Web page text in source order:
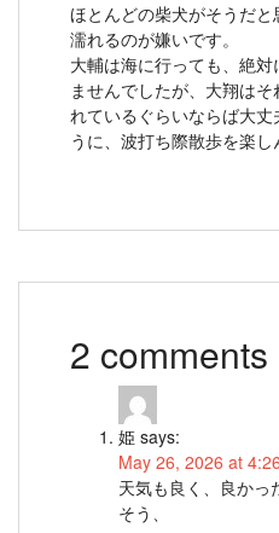
ほとんどの柴犬がそうだ
濡れるのが嫌いです。
大輔は海に行っても、絶
ませんでしたが、大翔は
れているぐらいならば大
うに、波打ち際散歩を楽し
2 comments
姫 says:
May 26, 2026 at
天気も良く、良かっ
そう、